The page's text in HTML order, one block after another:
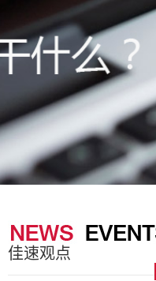
建
板
获
里
服
经
案
站
圈
子
关
佳速观点